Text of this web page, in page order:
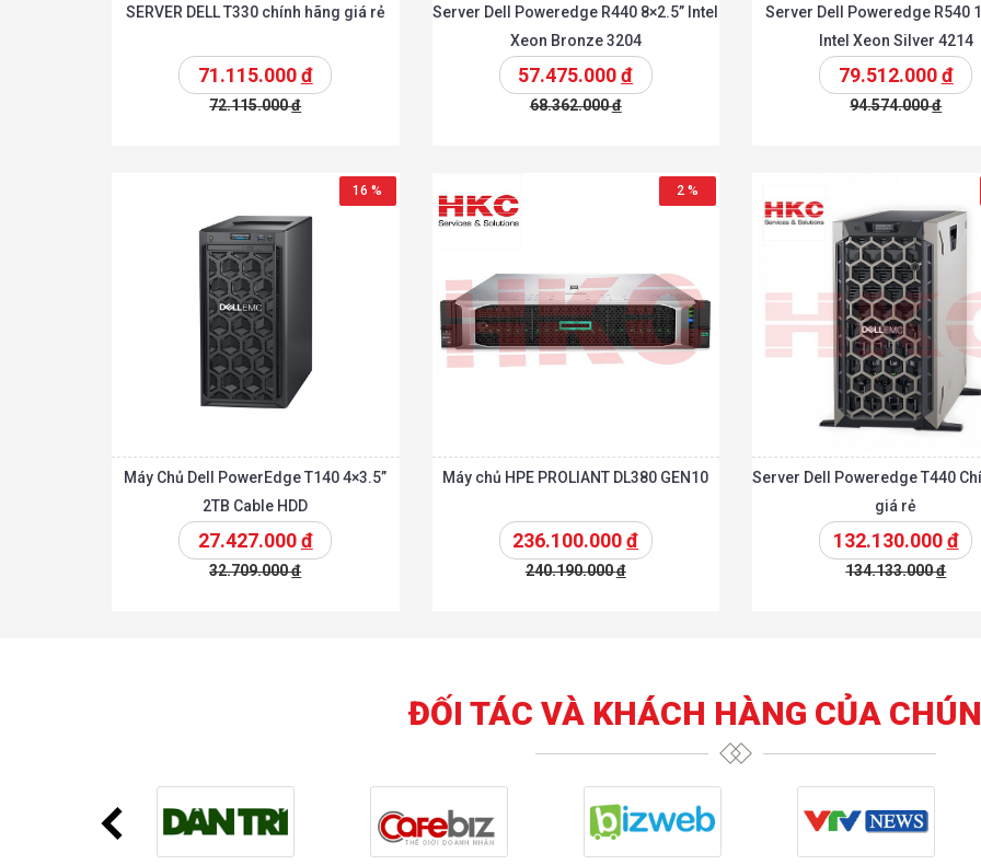
SERVER DELL T330 chính hãng giá rẻ
71.115.000đ
72.115.000đ
Server Dell Poweredge R440 8×2.5” Intel
Xeon Bronze 3204
57.475.000đ
68.362.000đ
Server Dell Poweredge R540
Intel Xeon Silver 4214
79.512.000đ
94.574.000đ
16 %
Máy Chủ Dell PowerEdge T140 4×3.5”
2TB Cable HDD
27.427.000đ
32.709.000đ
2 %
Máy chủ HPE PROLIANT DL380 GEN10
236.100.000đ
240.190.000đ
Server Dell Poweredge T440
giá rẻ
132.130.000đ
134.133.000đ
ĐỐI TÁC VÀ KHÁCH HÀNG CỦA